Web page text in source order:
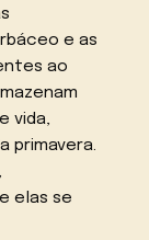
e as
ao
vida,
primavera.
elas se